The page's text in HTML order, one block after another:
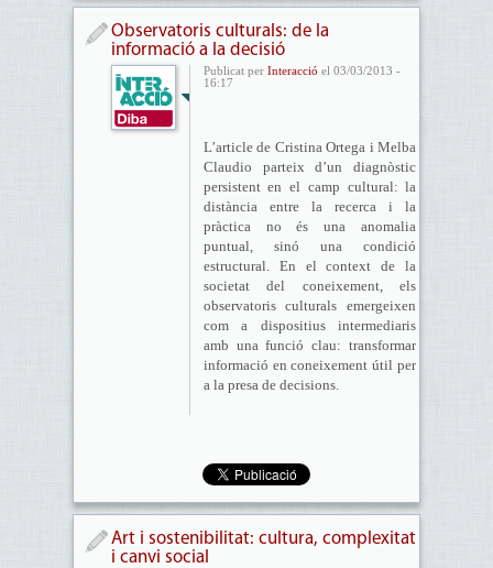
Observatoris culturals: de la
informació a la decisió
Publicat per Interacció el 03/03/2013 -
16:17
L’article de Cristina Ortega i Melba
Claudio parteix d’un diagnòstic
persistent en el camp cultural: la
distància entre la recerca i la
pràctica no és una anomalia
puntual, sinó una condició
estructural. En el context de la
societat del coneixement, els
observatoris culturals emergeixen
com a dispositius intermediaris
amb una funció clau: transformar
informació en coneixement útil per
a la presa de decisions.
Art i sostenibilitat: cultura, complexitat
i canvi social